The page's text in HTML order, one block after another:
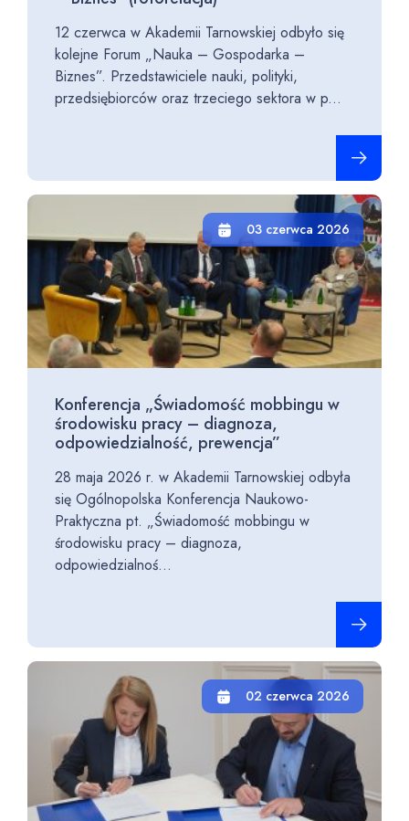
12 czerwca w Akademii Tarnowskiej odbyło się
kolejne Forum „Nauka – Gospodarka –
Biznes”. Przedstawiciele nauki, polityki,
przedsiębiorców oraz trzeciego sektora w p...
03 czerwca 2026
Konferencja „Świadomość mobbingu w
środowisku pracy – diagnoza,
odpowiedzialność, prewencja”
28 maja 2026 r. w Akademii Tarnowskiej odbyła
się Ogólnopolska Konferencja Naukowo-
Praktyczna pt. „Świadomość mobbingu w
środowisku pracy – diagnoza,
odpowiedzialnoś...
02 czerwca 2026